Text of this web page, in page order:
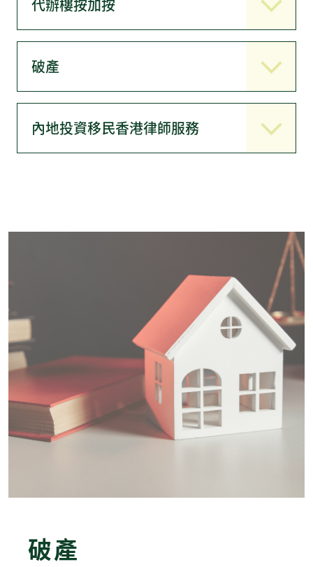
代辦樓按加按
破產
內地投資移民香港律師服務
破產